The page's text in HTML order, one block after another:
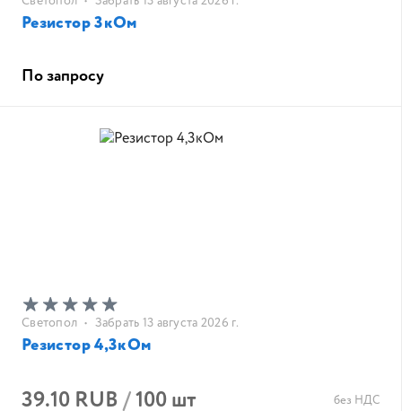
Резистор 3кОм
По запросу
Светопол • Забрать 13 августа 2026 г.
Резистор 4,3кОм
39.10 RUB/100 шт без НДС